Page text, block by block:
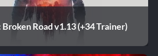
Broken Road v1.13 (+34 Trainer)